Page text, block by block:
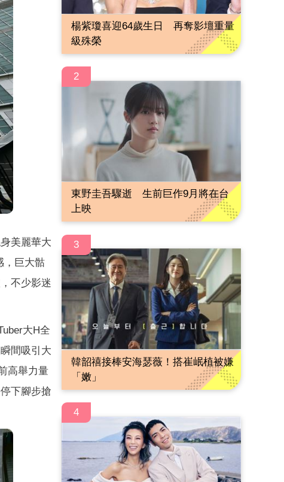
美麗華大
，巨大骷
不少影迷
大H全
間吸引大
高舉力量
下腳步搶
楊紫瓊喜迎64歲生日 再奪影壇重量
級殊榮
2
東野圭吾驟逝 生前巨作9月將在台
上映
3
韓韶禧接棒安海瑟薇！搭崔岷植被嫌
「嫩」
4